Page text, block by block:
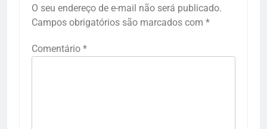
O seu endereço de e-mail não será publicado.
Campos obrigatórios são marcados com *
Comentário *